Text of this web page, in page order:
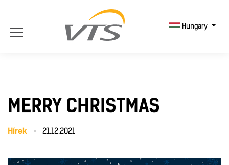
Hungary
MERRY CHRISTMAS
Hírek 21.12.2021